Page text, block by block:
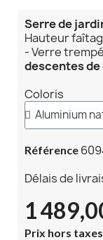
Serre de
Hauteur
- Verre
descentes
Coloris
Référence
Délais de
1
Prix hors